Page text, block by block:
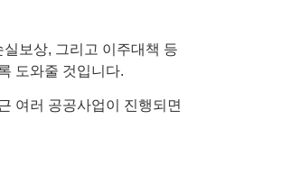
보상, 그리고 이주대책 등
도와줄 것입니다.
여러 공공사업이 진행되면